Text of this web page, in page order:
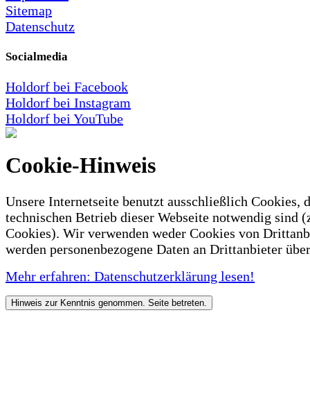
Sitemap
Datenschutz
Socialmedia
Holdorf bei Facebook
Holdorf bei Instagram
Holdorf bei YouTube
Cookie-Hinweis
Unsere Internetseite benutzt ausschließlich Cookies,
technischen Betrieb dieser Webseite notwendig sind
Cookies). Wir verwenden weder Cookies von
werden personenbezogene Daten an Drittanbieter
Mehr erfahren: Datenschutzerklärung lesen!
Hinweis zur Kenntnis genommen. Seite betreten.